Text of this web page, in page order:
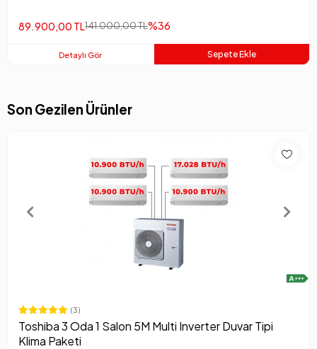
89.900,00 TL 141.000,00 TL%36
Detaylı Gör Sepete Ekle
Son Gezilen Ürünler
(3)
Toshiba 3 Oda 1 Salon 5M Multi Inverter Duvar Tipi
Klima Paketi